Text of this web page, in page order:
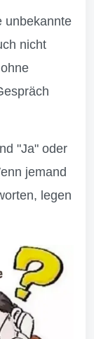
unbekannte
nicht
"Ja" oder
jemand
legen